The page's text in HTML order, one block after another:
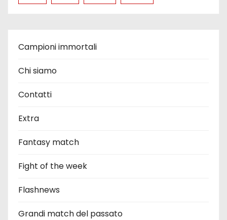
Campioni immortali
Chi siamo
Contatti
Extra
Fantasy match
Fight of the week
Flashnews
Grandi match del passato